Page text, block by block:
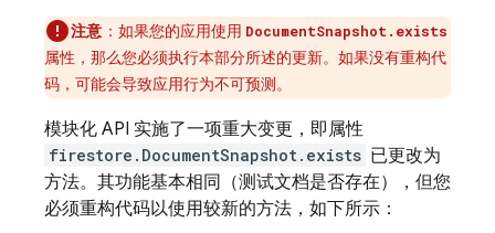
注意 ：如果您的应用使用 DocumentSnapshot.exists
属性，那么您必须执行本部分所述的更新。如果没有重构代
码，可能会导致应用行为不可预测。
模块化 API 实施了一项重大变更，即属性
firestore.DocumentSnapshot.exists 已更改为
方法。 其功能基本相同（测试文档是否存在），但您
必须重构代码以使用较新的方法，如下所示：